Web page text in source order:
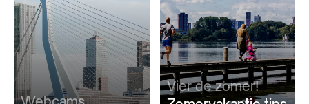
Webcams
Vier de zomer!